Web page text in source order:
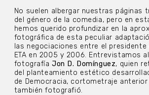
No suelen albergar nuestras páginas
del género de la comedia, pero en
hemos querido profundizar en la
fotográfica de esta peculiar
las negociaciones entre el presidente
ETA en 2005 y 2006. Entrevistamos
fotografíaJon D. Domínguez, quien
del planteamiento estético
de Democracia, cortometraje anterior
también fotografió.